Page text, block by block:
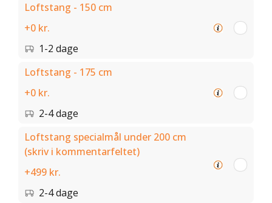
Loftstang - 150 cm
+0 kr.
1-2 dage
Loftstang - 175 cm
+0 kr.
2-4 dage
Loftstang specialmål under 200 cm
(skriv i kommentarfeltet)
+499 kr.
2-4 dage